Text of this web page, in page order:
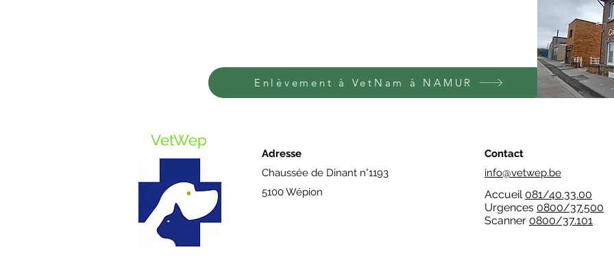
Enlèvement à VetNam à NAMUR
VetWep
Adresse
Chaussée de Dinant n°1193
5100 Wépion
Contact
info@vetwep.be
​Accueil 081/40.33.00
Urgences 0800/37.500
Scanner 0800/37.101